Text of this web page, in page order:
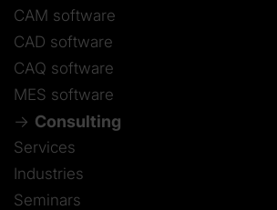
CAM software
CAD software
CAQ software
MES software
Consulting
Services
Industries
Seminars